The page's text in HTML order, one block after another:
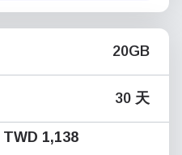
20GB
30 天
TWD 1,138